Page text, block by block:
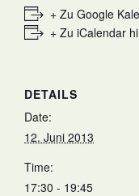
+ Zu Google
+ Zu iCalendar
DETAILS
Date:
12. Juni 2013
Time:
17:30 - 19:45